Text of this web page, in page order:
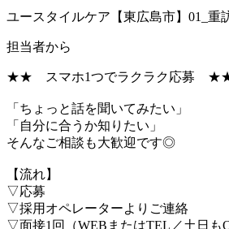
ユースタイルケア【東広島市】01_重
担当者から
★★ スマホ1つでラクラク応募
「ちょっと話を聞いてみたい」
「自分に合うか知りたい」
そんなご相談も大歓迎です◎
【流れ】
▽応募
▽採用オペレーターよりご連絡
▽面接1回（WEBまたはTEL／土日も